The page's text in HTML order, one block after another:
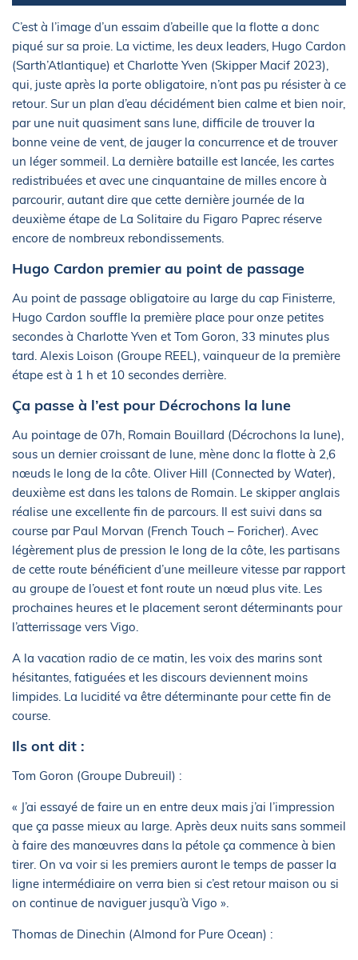
C’est à l’image d’un essaim d’abeille que la flotte a donc
piqué sur sa proie. La victime, les deux leaders, Hugo Cardon
(Sarth’Atlantique) et Charlotte Yven (Skipper Macif 2023),
qui, juste après la porte obligatoire, n’ont pas pu résister à ce
retour. Sur un plan d’eau décidément bien calme et bien noir,
par une nuit quasiment sans lune, difficile de trouver la
bonne veine de vent, de jauger la concurrence et de trouver
un léger sommeil. La dernière bataille est lancée, les cartes
redistribuées et avec une cinquantaine de milles encore à
parcourir, autant dire que cette dernière journée de la
deuxième étape de La Solitaire du Figaro Paprec réserve
encore de nombreux rebondissements.
Hugo Cardon premier au point de passage
Au point de passage obligatoire au large du cap Finisterre,
Hugo Cardon souffle la première place pour onze petites
secondes à Charlotte Yven et Tom Goron, 33 minutes plus
tard. Alexis Loison (Groupe REEL), vainqueur de la première
étape est à 1 h et 10 secondes derrière.
Ça passe à l’est pour Décrochons la lune
Au pointage de 07h, Romain Bouillard (Décrochons la lune),
sous un dernier croissant de lune, mène donc la flotte à 2,6
nœuds le long de la côte. Oliver Hill (Connected by Water),
deuxième est dans les talons de Romain. Le skipper anglais
réalise une excellente fin de parcours. Il est suivi dans sa
course par Paul Morvan (French Touch – Foricher). Avec
légèrement plus de pression le long de la côte, les partisans
de cette route bénéficient d’une meilleure vitesse par rapport
au groupe de l’ouest et font route un nœud plus vite. Les
prochaines heures et le placement seront déterminants pour
l’atterrissage vers Vigo.
A la vacation radio de ce matin, les voix des marins sont
hésitantes, fatiguées et les discours deviennent moins
limpides. La lucidité va être déterminante pour cette fin de
course.
Ils ont dit :
Tom Goron (Groupe Dubreuil) :
« J’ai essayé de faire un en entre deux mais j’ai l’impression
que ça passe mieux au large. Après deux nuits sans sommeil
à faire des manœuvres dans la pétole ça commence à bien
tirer. On va voir si les premiers auront le temps de passer la
ligne intermédiaire on verra bien si c’est retour maison ou si
on continue de naviguer jusqu’à Vigo ».
Thomas de Dinechin (Almond for Pure Ocean) :